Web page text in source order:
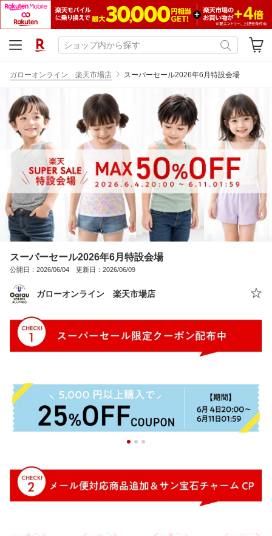
ガローオンライン 楽天市場店 スーパーセール2026年6月特設会場
スーパーセール2026年6月特設会場
公開日：2026/06/04 更新日：2026/06/09
ガローオンライン 楽天市場店